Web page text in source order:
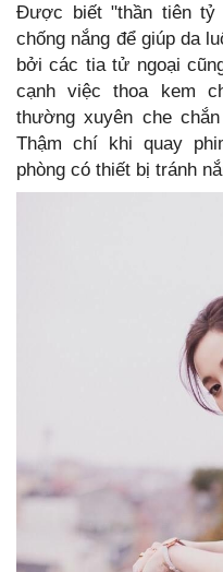
Được biết "thần tiên
chống nắng để giúp da
bởi các tia tử ngoại
cạnh việc thoa kem
thường xuyên che
Thậm chí khi quay
phòng có thiết bị tránh